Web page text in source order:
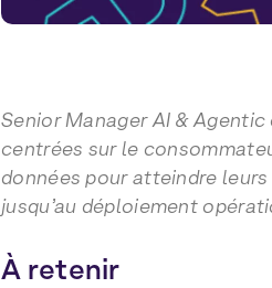
Senior Manager AI &
centrées sur le
données pour atteindre
jusqu’au déploiement
À retenir